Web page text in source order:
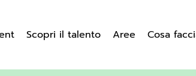
Scopri il talento Aree Cosa